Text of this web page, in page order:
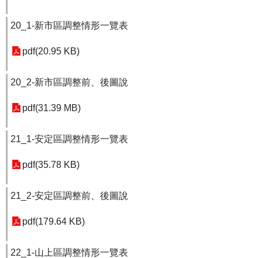
20_1-新市區調整情形一覽表
pdf(20.95 KB)
20_2-新市區調整前、後圖說
pdf(31.39 MB)
21_1-安定區調整情形一覽表
pdf(35.78 KB)
21_2-安定區調整前、後圖說
pdf(179.64 KB)
22_1-山上區調整情形一覽表